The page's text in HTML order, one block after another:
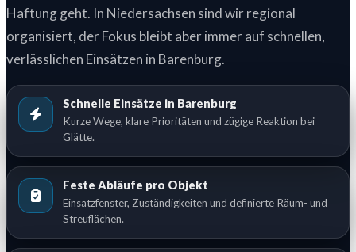
Haftung geht. In Niedersachsen sind wir regional
organisiert, der Fokus bleibt aber immer auf schnellen,
verlässlichen Einsätzen in Barenburg.
Schnelle Einsätze in Barenburg
Kurze Wege, klare Prioritäten und zügige Reaktion bei
Glätte.
Feste Abläufe pro Objekt
Einsatzfenster, Zuständigkeiten und definierte Räum- und
Streuflächen.